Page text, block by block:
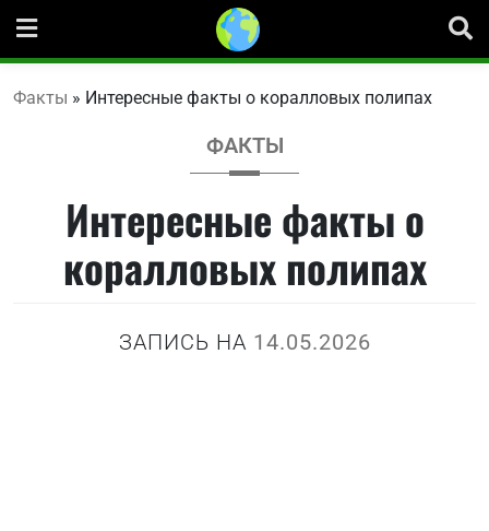
содержанию
Факты » Интересные факты о коралловых полипах
ФАКТЫ
Интересные факты о
коралловых полипах
ЗАПИСЬ НА 14.05.2026